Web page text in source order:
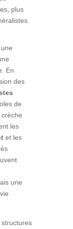
plus
En
des
de
les
et les
une